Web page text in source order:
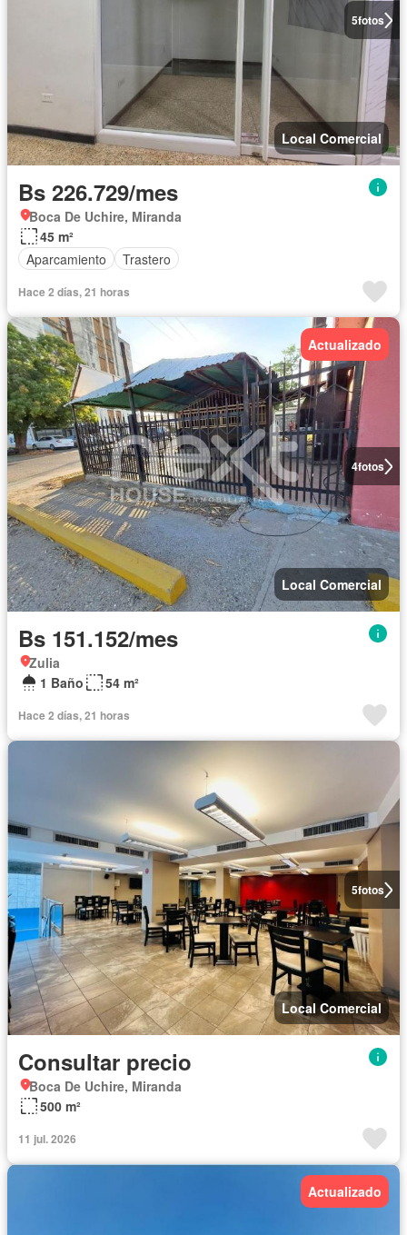
5fotos
Local Comercial
Bs 226.729/mes
Boca De Uchire, Miranda
45 m²
Aparcamiento
Trastero
Hace 2 días, 21 horas
4fotos
Actualizado
Local Comercial
Bs 151.152/mes
Zulia
1 Baño
54 m²
Hace 2 días, 21 horas
5fotos
Local Comercial
Consultar precio
Boca De Uchire, Miranda
500 m²
11 jul. 2026
Actualizado